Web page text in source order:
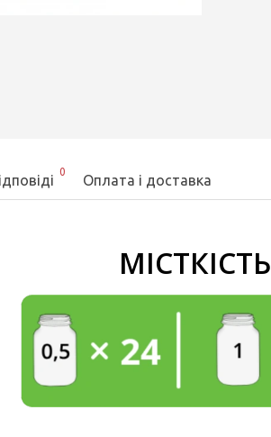
0
Оплата і доставка
МІСТКІСТЬ